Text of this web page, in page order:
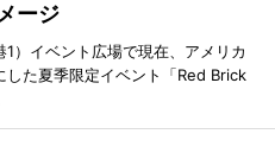
ージ
）イベント広場で現在、アメリカ
た夏季限定イベント「Red Brick